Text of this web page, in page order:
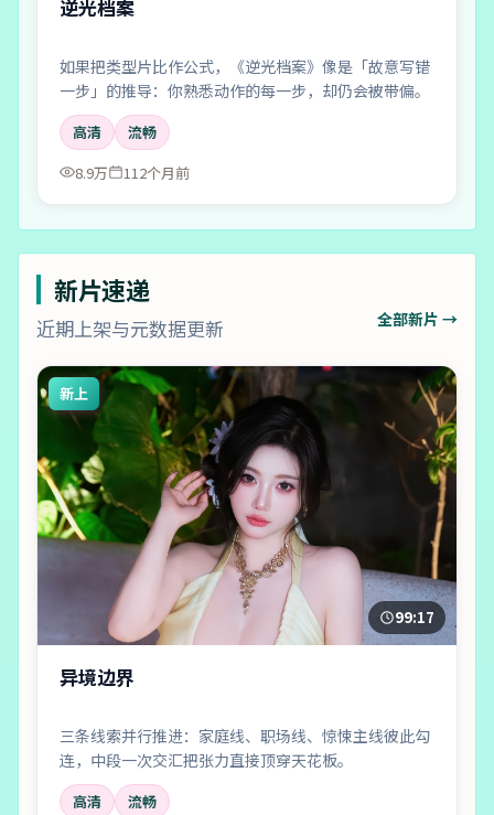
逆光档案
如果把类型片比作公式，《逆光档案》像是「故意写错
一步」的推导：你熟悉动作的每一步，却仍会被带偏。
高清
流畅
8.9万
112个月前
新片速递
近期上架与元数据更新 全部新片 →
新上
99:17
异境边界
三条线索并行推进：家庭线、职场线、惊悚主线彼此勾
连，中段一次交汇把张力直接顶穿天花板。
高清
流畅